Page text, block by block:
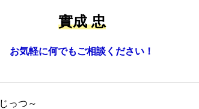
實成 忠
お気軽に何でもご相談ください！
じっつ～